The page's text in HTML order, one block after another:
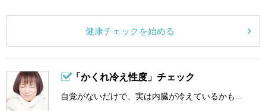
健康チェックを始める
「かくれ冷え性度」チェック
自覚がないだけで、実は内臓が冷えているかも...